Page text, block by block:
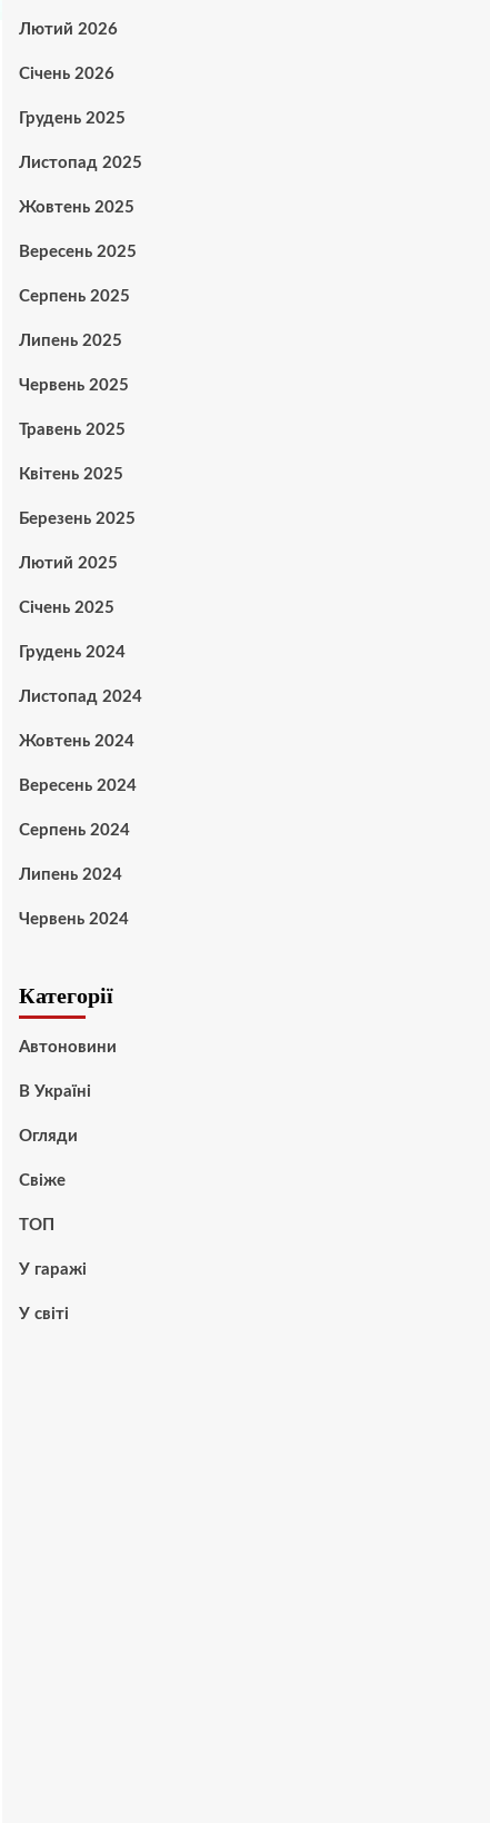
Лютий 2026
Січень 2026
Грудень 2025
Листопад 2025
Жовтень 2025
Вересень 2025
Серпень 2025
Липень 2025
Червень 2025
Травень 2025
Квітень 2025
Березень 2025
Лютий 2025
Січень 2025
Грудень 2024
Листопад 2024
Жовтень 2024
Вересень 2024
Серпень 2024
Липень 2024
Червень 2024
Категорії
Автоновини
В Україні
Огляди
Свіже
ТОП
У гаражі
У світі